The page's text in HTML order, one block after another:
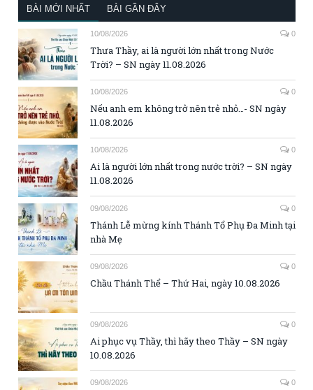
BÀI MỚI NHẤT BÀI GẦN ĐÂY
10/08/2026 0
Thưa Thầy, ai là người lớn nhất trong Nước
Trời? – SN ngày 11.08.2026
10/08/2026 0
Nếu anh em không trở nên trẻ nhỏ…- SN ngày
11.08.2026
10/08/2026 0
Ai là người lớn nhất trong nước trời? – SN ngày
11.08.2026
09/08/2026 0
Thánh Lễ mừng kính Thánh Tổ Phụ Đa Minh tại
nhà Mẹ
09/08/2026 0
Chầu Thánh Thể – Thứ Hai, ngày 10.08.2026
09/08/2026 0
Ai phục vụ Thầy, thì hãy theo Thầy – SN ngày
10.08.2026
09/08/2026 0